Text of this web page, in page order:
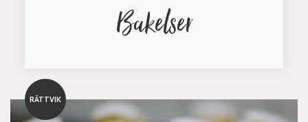
Bakelser
RÄTTVIK